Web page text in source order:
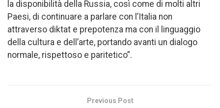
la disponibilità della Russia, così come di molti altri
Paesi, di continuare a parlare con l’Italia non
attraverso diktat e prepotenza ma con il linguaggio
della cultura e dell’arte, portando avanti un dialogo
normale, rispettoso e paritetico”.
Previous Post